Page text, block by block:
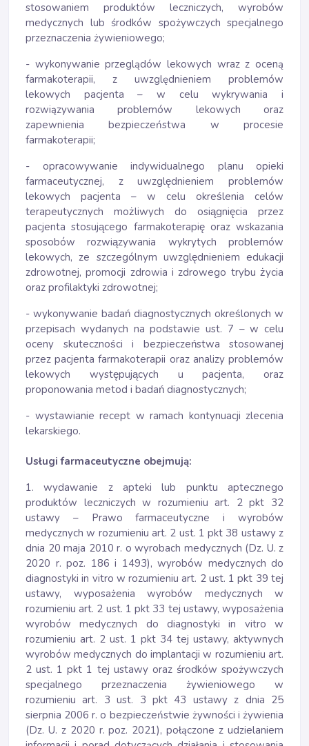
stosowaniem produktów leczniczych, wyrobów
medycznych lub środków spożywczych specjalnego
przeznaczenia żywieniowego;
- wykonywanie przeglądów lekowych wraz z oceną
farmakoterapii, z uwzględnieniem problemów
lekowych pacjenta – w celu wykrywania i
rozwiązywania problemów lekowych oraz
zapewnienia bezpieczeństwa w procesie
farmakoterapii;
- opracowywanie indywidualnego planu opieki
farmaceutycznej, z uwzględnieniem problemów
lekowych pacjenta – w celu określenia celów
terapeutycznych możliwych do osiągnięcia przez
pacjenta stosującego farmakoterapię oraz wskazania
sposobów rozwiązywania wykrytych problemów
lekowych, ze szczególnym uwzględnieniem edukacji
zdrowotnej, promocji zdrowia i zdrowego trybu życia
oraz profilaktyki zdrowotnej;
- wykonywanie badań diagnostycznych określonych w
przepisach wydanych na podstawie ust. 7 – w celu
oceny skuteczności i bezpieczeństwa stosowanej
przez pacjenta farmakoterapii oraz analizy problemów
lekowych występujących u pacjenta, oraz
proponowania metod i badań diagnostycznych;
- wystawianie recept w ramach kontynuacji zlecenia
lekarskiego.
Usługi farmaceutyczne obejmują:
1. wydawanie z apteki lub punktu aptecznego
produktów leczniczych w rozumieniu art. 2 pkt 32
ustawy – Prawo farmaceutyczne i wyrobów
medycznych w rozumieniu art. 2 ust. 1 pkt 38 ustawy z
dnia 20 maja 2010 r. o wyrobach medycznych (Dz. U. z
2020 r. poz. 186 i 1493), wyrobów medycznych do
diagnostyki in vitro w rozumieniu art. 2 ust. 1 pkt 39 tej
ustawy, wyposażenia wyrobów medycznych w
rozumieniu art. 2 ust. 1 pkt 33 tej ustawy, wyposażenia
wyrobów medycznych do diagnostyki in vitro w
rozumieniu art. 2 ust. 1 pkt 34 tej ustawy, aktywnych
wyrobów medycznych do implantacji w rozumieniu art.
2 ust. 1 pkt 1 tej ustawy oraz środków spożywczych
specjalnego przeznaczenia żywieniowego w
rozumieniu art. 3 ust. 3 pkt 43 ustawy z dnia 25
sierpnia 2006 r. o bezpieczeństwie żywności i żywienia
(Dz. U. z 2020 r. poz. 2021), połączone z udzielaniem